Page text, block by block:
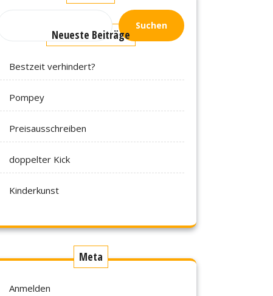
Suchen
Neueste Beiträge
Bestzeit verhindert?
Pompey
Preisausschreiben
doppelter Kick
Kinderkunst
Meta
Anmelden